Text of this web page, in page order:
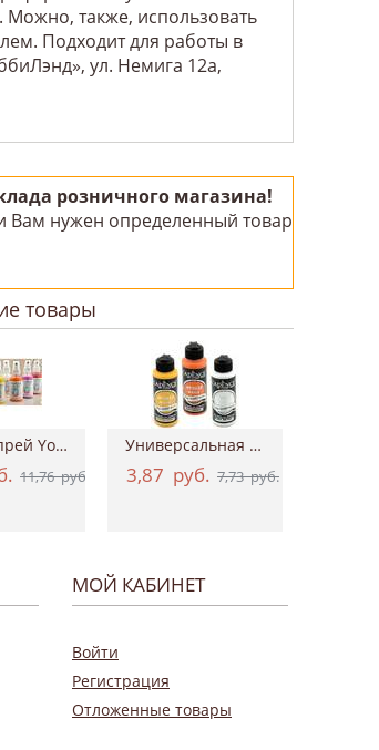
Можно, также, использовать
Подходит для работы в
ул. Немига 12а,
розничного магазина!
Вам нужен определенный товар
товары
Краска-спрей Your Fashion Spray Fabric Pa...
11,76руб.
Универсальная акриловая краска Hybrid Ac...
3,87 руб. 7,73руб.
МОЙ КАБИНЕТ
Войти
Регистрация
Отложенные товары